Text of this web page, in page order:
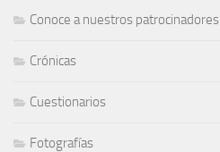
Conoce a nuestros patrocinadores
Crónicas
Cuestionarios
Fotografías